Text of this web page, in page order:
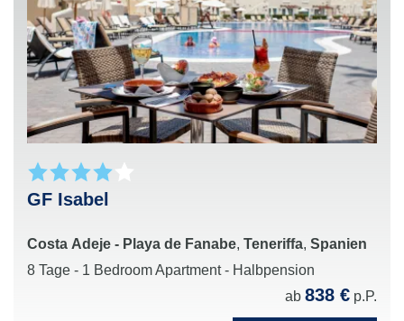
GF Isabel
Costa Adeje - Playa de Fanabe, Teneriffa, Spanien
8 Tage - 1 Bedroom Apartment - Halbpension
ab 838 € p.P.